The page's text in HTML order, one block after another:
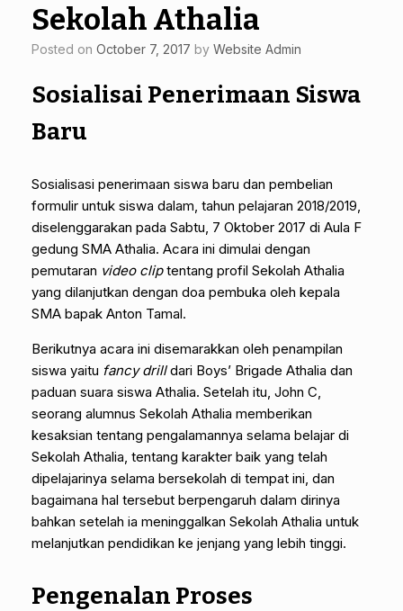
Sekolah Athalia
Posted on October 7, 2017 by Website Admin
Sosialisai Penerimaan Siswa
Baru
Sosialisasi penerimaan siswa baru dan pembelian
formulir untuk siswa dalam, tahun pelajaran 2018/2019,
diselenggarakan pada Sabtu, 7 Oktober 2017 di Aula F
gedung SMA Athalia. Acara ini dimulai dengan
pemutaran video cliptentang profil Sekolah Athalia
yang dilanjutkan dengan doa pembuka oleh kepala
SMA bapak Anton Tamal.
Berikutnya acara ini disemarakkan oleh penampilan
siswa yaitu fancy drilldari Boys’ Brigade Athalia dan
paduan suara siswa Athalia. Setelah itu, John C,
seorang alumnus Sekolah Athalia memberikan
kesaksian tentang pengalamannya selama belajar di
Sekolah Athalia, tentang karakter baik yang telah
dipelajarinya selama bersekolah di tempat ini, dan
bagaimana hal tersebut berpengaruh dalam dirinya
bahkan setelah ia meninggalkan Sekolah Athalia untuk
melanjutkan pendidikan ke jenjang yang lebih tinggi.
Pengenalan Proses